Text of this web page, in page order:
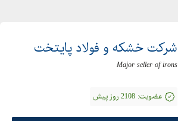
شرکت خشکه و فولاد پایتخت
Major seller of irons
عضویت: 2108 روز پیش